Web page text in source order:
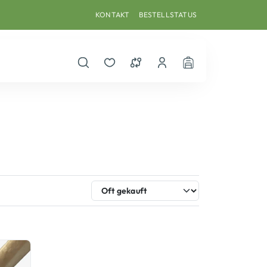
KONTAKT BESTELLSTATUS